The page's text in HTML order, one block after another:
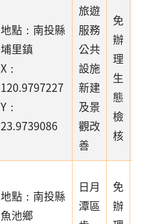
地點：南投縣
埔里鎮
X：
120.9797227
Y：
23.9739086
旅遊
服務
公共
設施
新建
及景
觀改
善
免
辦
理
生
態
檢
核
地點：南投縣
魚池鄉
日月
潭區
免
辦